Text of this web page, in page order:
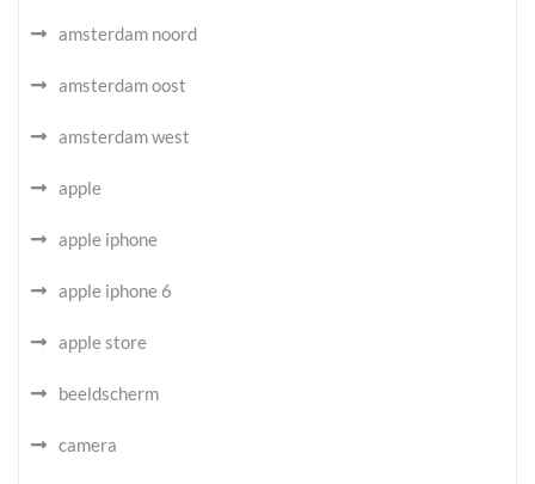
amsterdam noord
amsterdam oost
amsterdam west
apple
apple iphone
apple iphone 6
apple store
beeldscherm
camera